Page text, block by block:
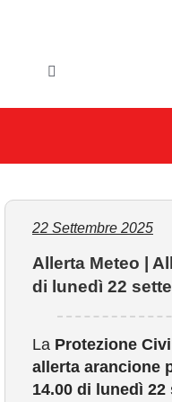
Toggle
IL COMUNE
SERVIZI E
AREE TEMATICHE
VIVERE
22 Settembre 2025
Allerta Meteo |
di lunedì 22
La Protezione
allerta arancione
14.00 di lunedì 22